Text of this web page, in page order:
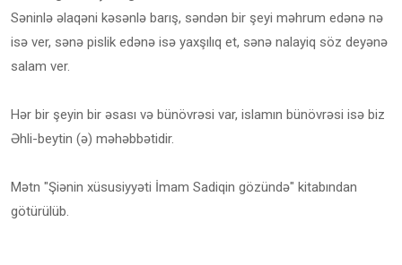
Səninlə əlaqəni kəsənlə barış, səndən bir şeyi məhrum edənə nə
isə ver, sənə pislik edənə isə yaxşılıq et, sənə nalayiq söz deyənə
salam ver.
Hər bir şeyin bir əsası və bünövrəsi var, islamın bünövrəsi isə biz
Əhli-beytin (ə) məhəbbətidir.
Mətn "Şiənin xüsusiyyəti İmam Sadiqin gözündə" kitabından
götürülüb.